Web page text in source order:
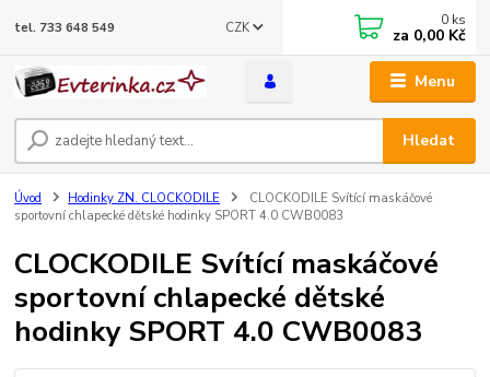
Menu
CZK
Hledat
tel. 733 648 549 0 ks
za 0,00 Kč
Úvod Hodinky ZN. CLOCKODILE
CLOCKODILE Svítící maskáčové
sportovní chlapecké dětské hodinky SPORT 4.0 CWB0083
CLOCKODILE Svítící maskáčové
sportovní chlapecké dětské
hodinky SPORT 4.0 CWB0083